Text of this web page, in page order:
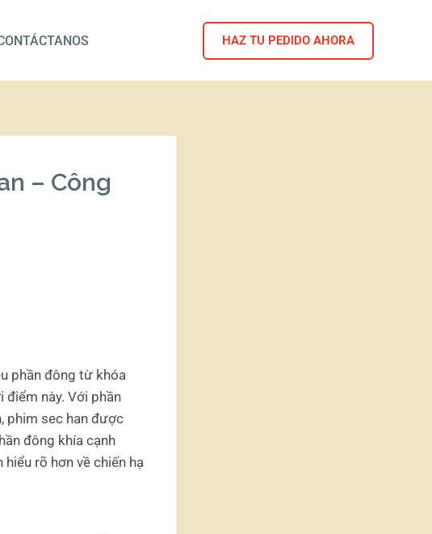
HAZ TU PEDIDO AHORA
– Công
phần đông từ khóa
này. Với phần
phim sec han được
đông khía cạnh
rõ hơn về chiến hạ